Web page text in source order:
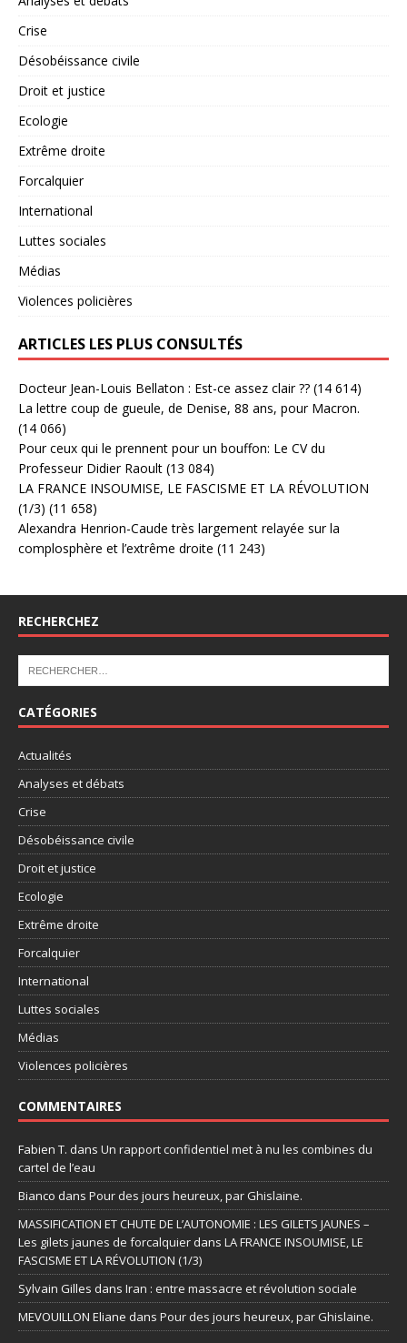
Crise
Désobéissance civile
Droit et justice
Ecologie
Extrême droite
Forcalquier
International
Luttes sociales
Médias
Violences policières
ARTICLES LES PLUS CONSULTÉS
Docteur Jean-Louis Bellaton : Est-ce assez clair ?? (14 614)
La lettre coup de gueule, de Denise, 88 ans, pour Macron.
(14 066)
Pour ceux qui le prennent pour un bouffon: Le CV du
Professeur Didier Raoult (13 084)
LA FRANCE INSOUMISE, LE FASCISME ET LA RÉVOLUTION
(1/3) (11 658)
Alexandra Henrion-Caude très largement relayée sur la
complosphère et l’extrême droite (11 243)
RECHERCHEZ
CATÉGORIES
Actualités
Analyses et débats
Crise
Désobéissance civile
Droit et justice
Ecologie
Extrême droite
Forcalquier
International
Luttes sociales
Médias
Violences policières
COMMENTAIRES
Fabien T. dans Un rapport confidentiel met à nu les combines du
cartel de l’eau
Bianco dans Pour des jours heureux, par Ghislaine.
MASSIFICATION ET CHUTE DE L’AUTONOMIE : LES GILETS JAUNES –
Les gilets jaunes de forcalquier dans LA FRANCE INSOUMISE, LE
FASCISME ET LA RÉVOLUTION (1/3)
Sylvain Gilles dans Iran : entre massacre et révolution sociale
MEVOUILLON Eliane dans Pour des jours heureux, par Ghislaine.